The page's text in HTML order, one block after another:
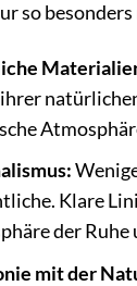
so besonders
Klare
der Ruhe
mit der